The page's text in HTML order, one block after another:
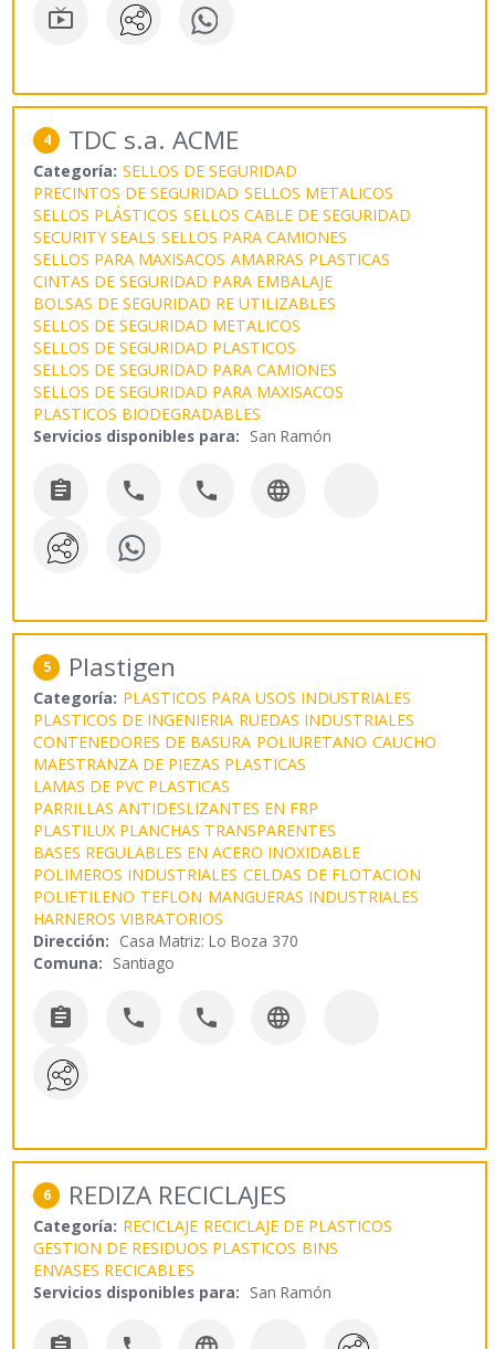

4 TDC s.a. ACME
Categoría: SELLOS DE SEGURIDAD
PRECINTOS DE SEGURIDAD SELLOS METALICOS
SELLOS PLÁSTICOS SELLOS CABLE DE SEGURIDAD
SECURITY SEALS SELLOS PARA CAMIONES
SELLOS PARA MAXISACOS AMARRAS PLASTICAS
CINTAS DE SEGURIDAD PARA EMBALAJE
BOLSAS DE SEGURIDAD RE UTILIZABLES
SELLOS DE SEGURIDAD METALICOS
SELLOS DE SEGURIDAD PLASTICOS
SELLOS DE SEGURIDAD PARA CAMIONES
SELLOS DE SEGURIDAD PARA MAXISACOS
PLASTICOS BIODEGRADABLES
Servicios disponibles para: San Ramón
   
5 Plastigen
Categoría: PLASTICOS PARA USOS INDUSTRIALES
PLASTICOS DE INGENIERIA RUEDAS INDUSTRIALES
CONTENEDORES DE BASURA POLIURETANO CAUCHO
MAESTRANZA DE PIEZAS PLASTICAS
LAMAS DE PVC PLASTICAS
PARRILLAS ANTIDESLIZANTES EN FRP
PLASTILUX PLANCHAS TRANSPARENTES
BASES REGULABLES EN ACERO INOXIDABLE
POLIMEROS INDUSTRIALES CELDAS DE FLOTACION
POLIETILENO TEFLON MANGUERAS INDUSTRIALES
HARNEROS VIBRATORIOS
Dirección: Casa Matriz: Lo Boza 370
Comuna: Santiago
   
6 REDIZA RECICLAJES
Categoría: RECICLAJE RECICLAJE DE PLASTICOS
GESTION DE RESIDUOS PLASTICOS BINS
ENVASES RECICABLES
Servicios disponibles para: San Ramón